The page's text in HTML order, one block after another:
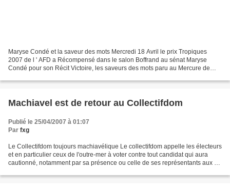
Maryse Condé et la saveur des mots Mercredi 18 Avril le prix Tropiques
2007 de l ' AFD a Récompensé dans le salon Boffrand au sénat Maryse
Condé pour son Récit Victoire, les saveurs des mots paru au Mercure de
Machiavel est de retour au Collectifdom
Publié le 25/04/2007 à 01:07
Par fxg
Le Collectifdom toujours machiavélique Le collectifdom appelle les électeurs
et en particulier ceux de l'outre-mer à voter contre tout candidat qui aura
cautionné, notamment par sa présence ou celle de ses représentants aux «